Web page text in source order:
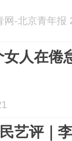
网-北京青年报
女人在
艺评｜